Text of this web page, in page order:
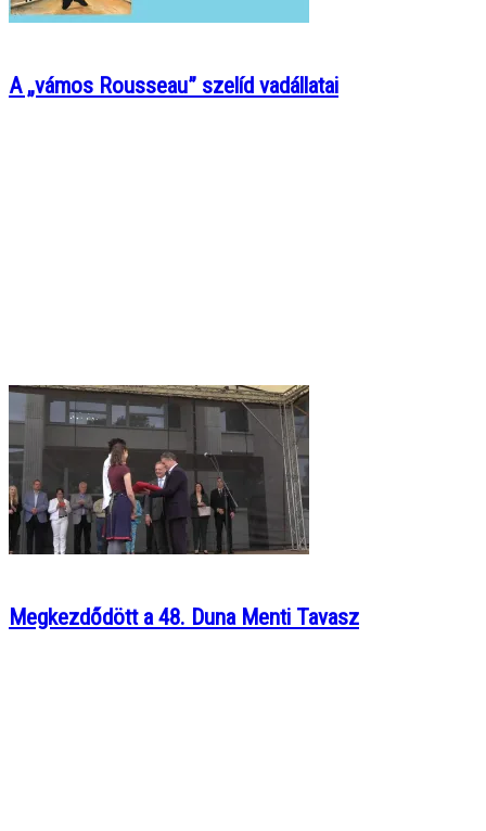
A „vámos Rousseau” szelíd vadállatai
Megkezdődött a 48. Duna Menti Tavasz